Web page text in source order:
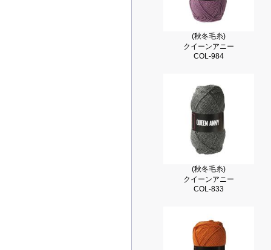
(秋冬毛糸)
クイーンアニー
COL-984
(秋冬毛糸)
クイーンアニー
COL-833